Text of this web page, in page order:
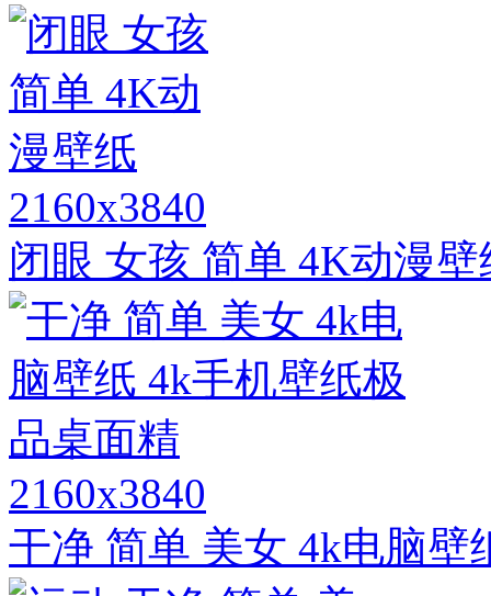
2160x3840
闭眼 女孩 简单 4K动漫壁
2160x3840
干净 简单 美女 4k电脑